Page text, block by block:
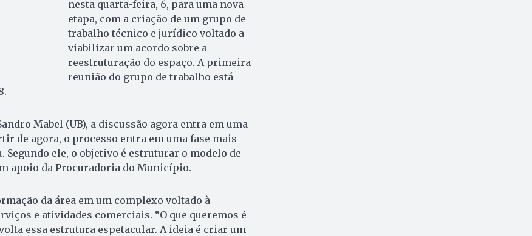
nesta quarta-feira, 6, para uma nova
etapa, com a criação de um grupo de
trabalho técnico e jurídico voltado a
viabilizar um acordo sobre a
reestruturação do espaço. A primeira
reunião do grupo de trabalho está
Mabel (UB), a discussão agora entra em uma
de agora, o processo entra em uma fase mais
Segundo ele, o objetivo é estruturar o modelo de
apoio da Procuradoria do Município.
da área em um complexo voltado à
e atividades comerciais. “O que queremos é
essa estrutura espetacular. A ideia é criar um